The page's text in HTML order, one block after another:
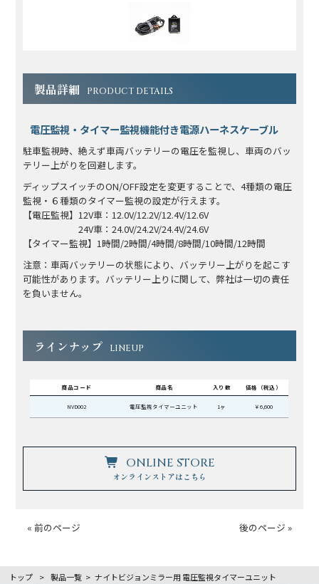
製品詳細 PRODUCT DETAILS
電圧監視・タイマー監視機能付き電源ハーネスケーブル
駐車監視時、絶えず車両バッテリーの電圧を監視し、車両のバッ
テリー上がりを回避します。
ディップスイッチのON/OFF設定を変更することで、4種類の電圧
監視・６種類のタイマー監視の設定が行えます。
【電圧監視】12V車：12.0V/12.2V/12.4V/12.6V
24V車：24.0V/24.2V/24.4V/24.6V
【タイマー監視】1時間/2時間/4時間/8時間/10時間/12時間
注意：車両バッテリーの状態により、バッテリー上がりを起こす
可能性があります。バッテリー上りに関して、弊社は一切の責任
を負いません。
ラインナップ LINEUP
商品コード 商品名 入り数 価格（税込）
NVD002 電圧監視タイマーユニット 1ヶ ￥6,600
ONLINE STORE
オンラインストアはこちら
« 前のページ 後のページ »
トップ > 製品一覧 > ナイトビジョンミラー用 電圧監視タイマーユニット